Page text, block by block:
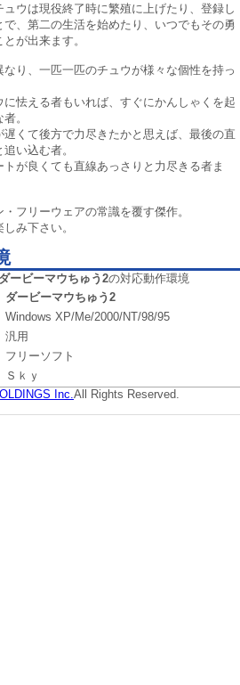
ュウは現役終了時に繁殖に上げたり、登録し
で、第二の生活を始めたり、いつでもその勇
が出来ます。
なり、一匹一匹のチュウが様々な個性を持っ
に怯える者もいれば、すぐにかんしゃくを起
。
遅くて後方で力尽きたかと思えば、最後の直
い込む者。
トが良くても直線あっさりと力尽きる者ま
・フリーウェアの常識を覆す傑作。
み下さい。
ダービーマウちゅう2の対応動作環境
ダービーマウちゅう2
Windows XP/Me/2000/NT/98/95
汎用
フリーソフト
Ｓｋｙ
Inc.All Rights Reserved.